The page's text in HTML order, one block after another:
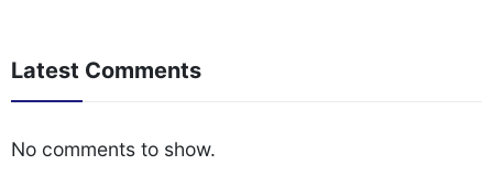
Latest Comments
No comments to show.